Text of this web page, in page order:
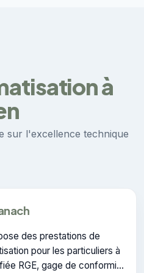
à
sur l'excellence technique
des prestations de
pour les particuliers à
RGE, gage de conformité